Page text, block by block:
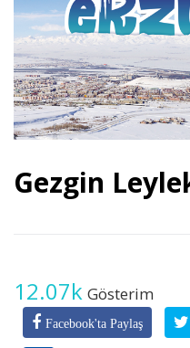
Gezgin
12.07k Gösterim
Facebook'ta Paylaş